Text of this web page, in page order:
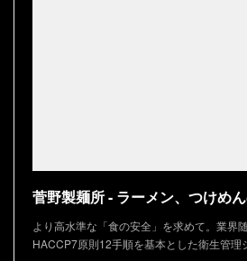
菅野製麺所 - ラーメン、つけめ
より高水準な「食の安全」を求めて。業界
HACCP7原則12手順を基本とした衛生管